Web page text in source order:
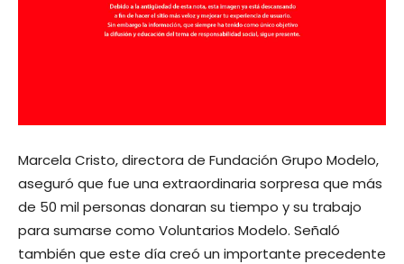
Marcela Cristo, directora de Fundación Grupo Modelo,
aseguró que fue una extraordinaria sorpresa que más
de 50 mil personas donaran su tiempo y su trabajo
para sumarse como Voluntarios Modelo. Señaló
también que este día creó un importante precedente